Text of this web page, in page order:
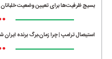
بسیج ظرفیت‌ها برای تعیین وضعیت
استیصال ترامپ | چرا زمان،برگ برنده